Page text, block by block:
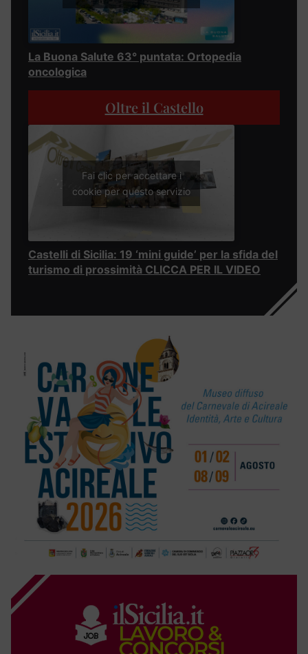
La Buona Salute 63° puntata: Ortopedia
oncologica
Oltre il Castello
Fai clic per accettare i
cookie per questo servizio
Castelli di Sicilia: 19 ‘mini guide’ per la sfida del
turismo di prossimità CLICCA PER IL VIDEO